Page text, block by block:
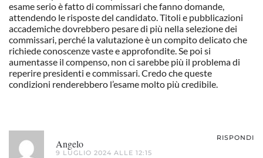
esame serio è fatto di commissari che fanno domande,
attendendo le risposte del candidato. Titoli e pubblicazioni
accademiche dovrebbero pesare di più nella selezione dei
commissari, perché la valutazione è un compito delicato che
richiede conoscenze vaste e approfondite. Se poi si
aumentasse il compenso, non ci sarebbe più il problema di
reperire presidenti e commissari. Credo che queste
condizioni renderebbero l’esame molto più credibile.
Angelo
9 LUGLIO 2024 ALLE 12:15
RISPONDI